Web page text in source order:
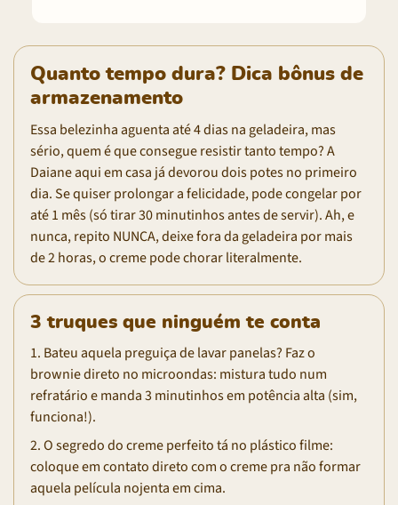
Quanto tempo dura? Dica bônus de
armazenamento
Essa belezinha aguenta até 4 dias na geladeira, mas
sério, quem é que consegue resistir tanto tempo? A
Daiane aqui em casa já devorou dois potes no primeiro
dia. Se quiser prolongar a felicidade, pode congelar por
até 1 mês (só tirar 30 minutinhos antes de servir). Ah, e
nunca, repito NUNCA, deixe fora da geladeira por mais
de 2 horas, o creme pode chorar literalmente.
3 truques que ninguém te conta
1. Bateu aquela preguiça de lavar panelas? Faz o
brownie direto no microondas: mistura tudo num
refratário e manda 3 minutinhos em potência alta (sim,
funciona!).
2. O segredo do creme perfeito tá no plástico filme:
coloque em contato direto com o creme pra não formar
aquela película nojenta em cima.